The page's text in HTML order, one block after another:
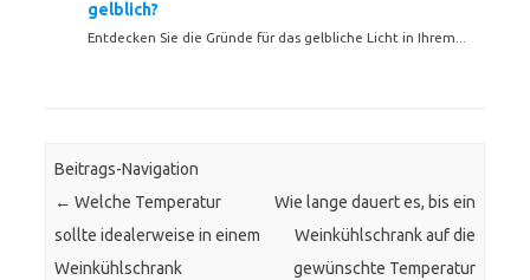
gelblich?
Entdecken Sie die Gründe für das gelbliche Licht in Ihrem...
Beitrags-Navigation
← Welche Temperatur
sollte idealerweise in einem
Weinkühlschrank
Wie lange dauert es, bis ein
Weinkühlschrank auf die
gewünschte Temperatur